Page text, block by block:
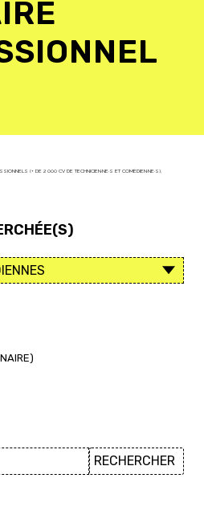
(+ DE 2 000 CV DE TECHNICIEN·NE·S ET COMÉDIEN·NE·S),